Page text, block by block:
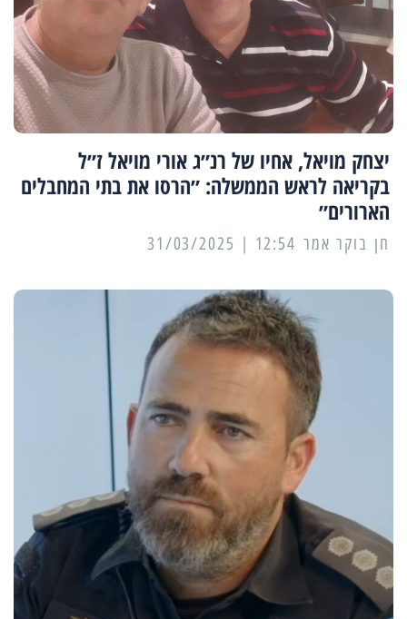
יצחק מויאל, אחיו של רנ״ג אורי מויאל ז״ל
בקריאה לראש הממשלה: ״הרסו את בתי המחבלים
הארורים״
12:54 | 31/03/2025